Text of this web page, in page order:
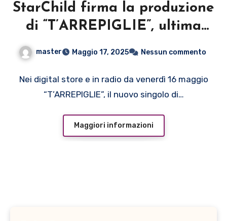
StarChild firma la produzione
di “T’ARREPIGLIE”, ultima
fatica di Gabriele Esposito
master Maggio 17, 2025 Nessun commento
Nei digital store e in radio da venerdì 16 maggio
“T’ARREPIGLIE”, il nuovo singolo di…
Maggiori informazioni